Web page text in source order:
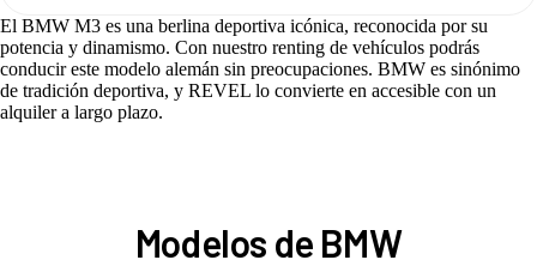
El BMW M3 es una berlina deportiva icónica, reconocida por su
potencia y dinamismo. Con nuestro renting de vehículos podrás
conducir este modelo alemán sin preocupaciones. BMW es sinónimo
de tradición deportiva, y REVEL lo convierte en accesible con un
alquiler a largo plazo.
Modelos de BMW